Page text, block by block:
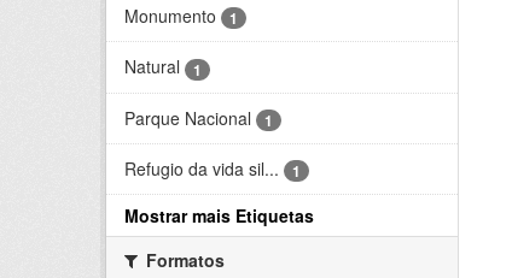
Monumento 1
Natural 1
Parque Nacional 1
Refugio da vida sil... 1
Mostrar mais Etiquetas
Formatos